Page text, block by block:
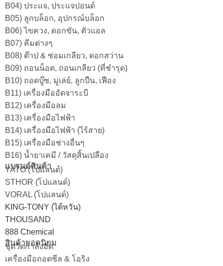
B04) ประแจ, ประแจปอนด์
B05) ลูกบล็อก, อุปกรณ์บล็อก
B06) ไขควง, ดอกขัน, ตัวแอล
B07) คีมต่างๆ
B08) ต๊าป & ซ่อมเกลียว, ดอกสว่าน
B09) ถอนน็อต, ถอนเกลียว (ที่ชำรุด)
B10) ถอดบู๊ซ, มู่เล่ย์, ลูกปืน, เฟือง
B11) เครื่องมืออัดจาระบี
B12) เครื่องมือลม
B13) เครื่องมือไฟฟ้า
B14) เครื่องมือไฟฟ้า (ไร้สาย)
B15) เครื่องมือช่างอื่นๆ
B16) น้ำยาเคมี / วัสดุสิ้นเปลือง
แบรนด์สินค้า
YATO (โปแลนด์)
STHOR (โปแลนด์)
VORAL (โปแลนด์)
KING-TONY (ไต้หวัน)
THOUSAND
888 Chemical
สินค้ายอดนิยม
ชุดวัดกำลังอัด
เครื่องมือถอดซีล & โอริง